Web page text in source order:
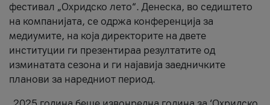
фестивал „Охридско лето“. Денеска, во седиштето
на компанијата, се одржа конференција за
медиумите, на која директорите на двете
институции ги презентираа резултатите од
изминатата сезона и ги најавија заедничките
планови за наредниот период.